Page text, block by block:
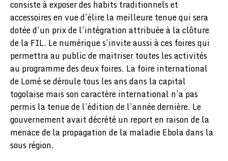
consiste à exposer des habits traditionnels et
accessoires en vue d’élire la meilleure tenue qui sera
dotée d’un prix de l’intégration attribuée à la clôture
de la FIL. Le numérique s’invite aussi à ces foires qui
permettra au public de maitriser toutes les activités
au programme des deux foires. La foire international
de Lomé se déroule tous les ans dans la capital
togolaise mais son caractère international n’a pas
permis la tenue de l’édition de l’année dernière. Le
gouvernement avait décrété un report en raison de la
menace de la propagation de la maladie Ebola dans la
sous région.